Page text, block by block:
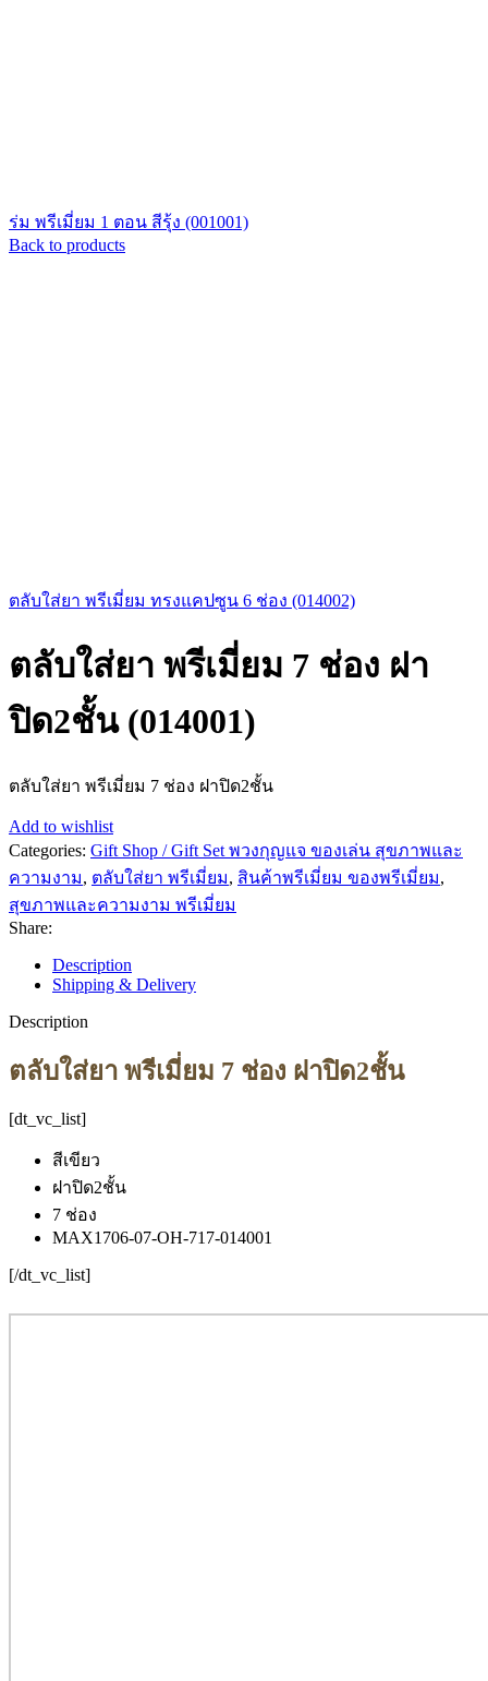
ร่ม พรีเมี่ยม 1 ตอน สีรุ้ง (001001)
Back to products
ตลับใส่ยา พรีเมี่ยม ทรงแคปซูน 6 ช่อง (014002)
ตลับใส่ยา พรีเมี่ยม 7 ช่อง ฝา
ปิด2ชั้น (014001)
ตลับใส่ยา พรีเมี่ยม 7 ช่อง ฝาปิด2ชั้น
Add to wishlist
Categories: Gift Shop / Gift Set พวงกุญแจ ของเล่น สุขภาพและ
ความงาม, ตลับใส่ยา พรีเมี่ยม, สินค้าพรีเมี่ยม ของพรีเมี่ยม,
สุขภาพและความงาม พรีเมี่ยม
Share:
Description
Shipping & Delivery
Description
ตลับใส่ยา พรีเมี่ยม 7 ช่อง ฝาปิด2ชั้น
[dt_vc_list]
สีเขียว
ฝาปิด2ชั้น
7 ช่อง
MAX1706-07-OH-717-014001
[/dt_vc_list]